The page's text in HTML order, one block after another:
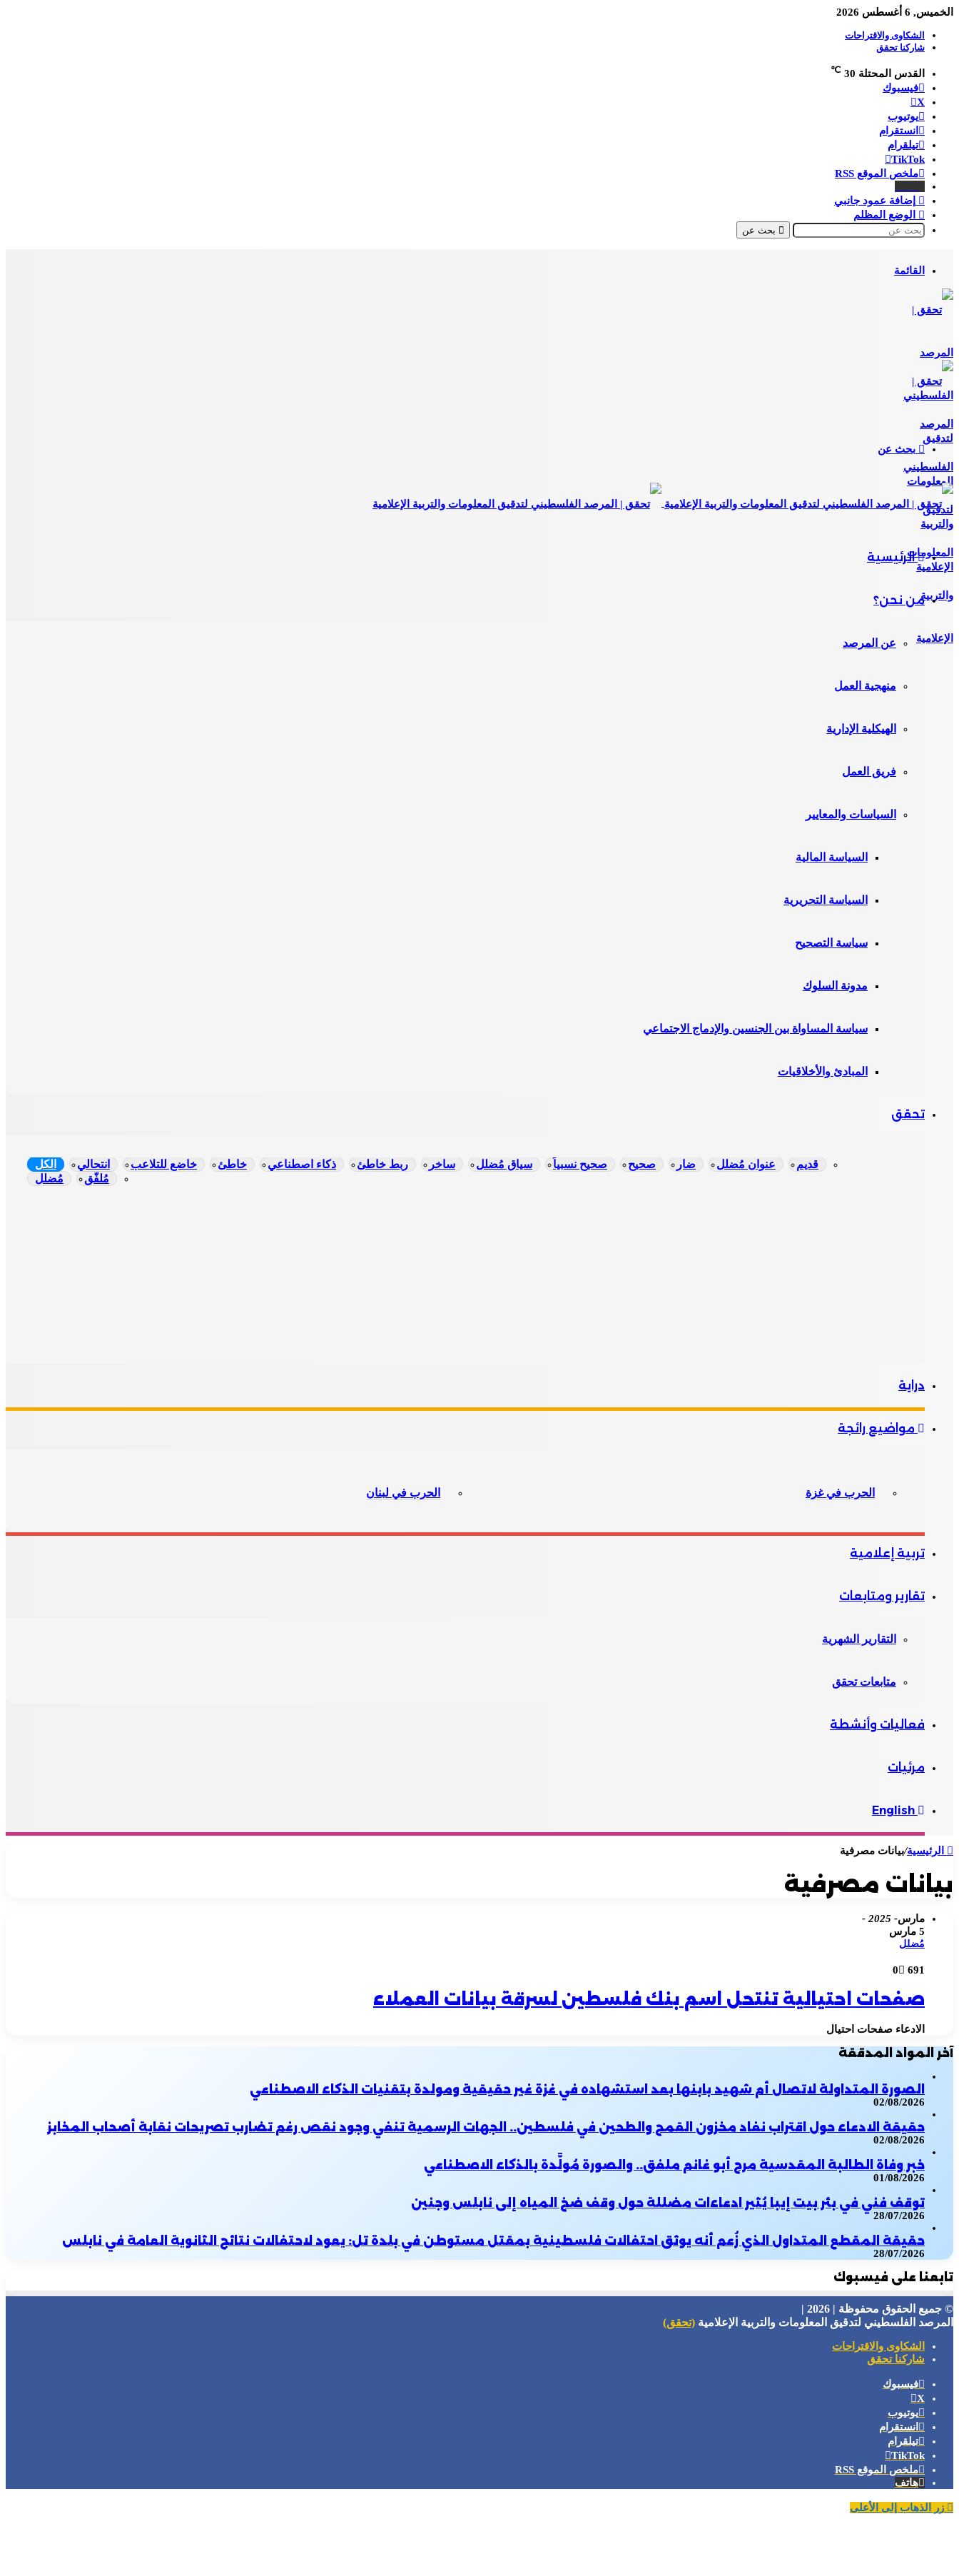
الخميس, 6 أغسطس 2026
الشكاوى والاقتراحات
شاركنا تحقق
القدس المحتلة 30
℃
فيسبوك
X
يوتيوب
انستقرام
تيلقرام
‫TikTok
ملخص الموقع RSS
إضافة عمود جانبي
الوضع المظلم
بحث عن
القائمة
بحث عن
الرئيسية
من نحن؟
عن المرصد
منهجية العمل
الهيكلية الإدارية
فريق العمل
السياسات والمعايير
السياسة المالية
السياسة التحريرية
سياسة التصحيح
مدونة السلوك
سياسة المساواة بين الجنسين والإدماج الاجتماعي
المبادئ والأخلاقيات
تحقق
الكل انتحالي خاضع للتلاعب خاطئ ذكاء اصطناعي ربط خاطئ ساخر سياق مُضلل صحيح نسبياً صحيح ضار عنوان مُضلل
قديم
مُضلل
مُلفّق
دراية
مواضيع رائجة
الحرب في غزة الحرب في لبنان
تربية إعلامية
تقارير ومتابعات
التقارير الشهرية
متابعات تحقق
فعاليات وأنشطة
مرئيات
الرئيسية/بيانات مصرفية
بيانات مصرفية
مارس- 2025 -
5 مارس
مُضلل
0 691
صفحات احتيالية تنتحل اسم بنك فلسطين لسرقة بيانات العملاء
الادعاء صفحات احتيال
آخر المواد المدققة
الصورة المتداولة لاتصال أم شهيد بابنها بعد استشهاده في غزة غير حقيقية ومولدة بتقنيات الذكاء الاصطناعي
02/08/2026
حقيقة الادعاء حول اقتراب نفاد مخزون القمح والطحين في فلسطين.. الجهات الرسمية تنفي وجود نقص رغم تضارب تصريحات نقابة أصحاب المخابز
02/08/2026
خبر وفاة الطالبة المقدسية مرح أبو غانم ملفق.. والصورة مُولَّدة بالذكاء الاصطناعي
01/08/2026
توقف فني في بئر بيت إيبا يُثير ادعاءات مضللة حول وقف ضخ المياه إلى نابلس وجنين
28/07/2026
حقيقة المقطع المتداول الذي زُعم أنه يوثق احتفالات فلسطينية بمقتل مستوطن في بلدة تل: يعود لاحتفالات نتائج الثانوية العامة في نابلس
28/07/2026
تابعنا على فيسبوك
© جميع الحقوق محفوظة | 2026 |
المرصد الفلسطيني لتدقيق المعلومات والتربية الإعلامية (تحقق)
الشكاوى والاقتراحات
شاركنا تحقق
فيسبوك
X
يوتيوب
انستقرام
تيلقرام
‫TikTok
ملخص الموقع RSS
هاتف
زر الذهاب إلى الأعلى